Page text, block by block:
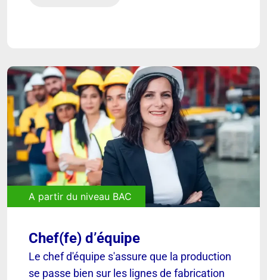
A partir du niveau BAC
Chef(fe) d’équipe
Le chef d'équipe s'assure que la production
se passe bien sur les lignes de fabrication
[ VOIR ]